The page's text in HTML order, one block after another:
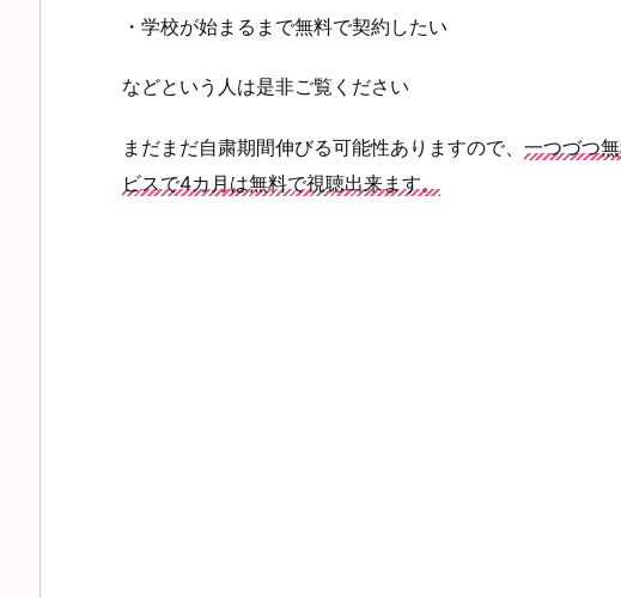
・学校が始まるまで無料で契約したい
などという人は是非ご覧ください
まだまだ自粛期間伸びる可能性ありますので、 一つづつ
ビスで4カ月は無料で視聴出来ます。